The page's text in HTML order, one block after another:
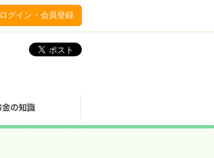
ログイン・会員登録